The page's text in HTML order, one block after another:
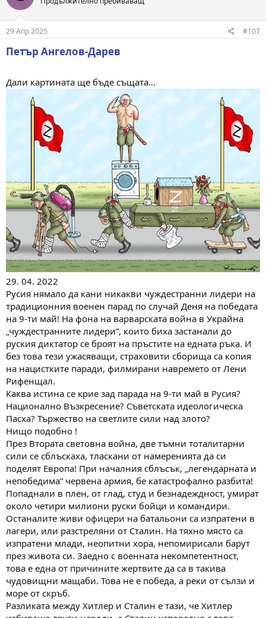
и
:
29 Апр 2025 #107
Петър Ангелов-Дарев
Дали картината ще бъде същата…
29. 04. 2022
Русия нямало да кани никакви чуждестранни лидери на
традиционния военен парад по случай Деня на победата
на 9-ти май! На фона на варварската война в Украйна
„чуждестранните лидери”, които биха застанали до
руския диктатор се броят на пръстите на едната ръка. И
без това тези ужасяващи, страховити сборища са копия
на нацистките паради, филмирани навремето от Лени
Рифенщал.
Каква истина се крие зад парада на 9-ти май в Русия?
Национално Възкресение? Съветската идеологическа
Пасха? Тържество на светлите сили над злото?
Нищо подобно !
През Втората световна война, две тъмни тоталитарни
сили се сблъскаха, тласкани от намеренията да си
поделят Европа! При началния сблъсък, „легендарната и
непобедима” червена армия, бе катастрофално разбита!
Попаднали в плен, от глад, студ и безнадеждност, умират
около четири милиони руски бойци и командири.
Останалите живи офицери на батальони са изпратени в
лагери, или разстреляни от Сталин. На тяхно място са
изпратени млади, неопитни хора, непомирисали барут
през живота си. Заедно с военната некомпетентност,
това е една от причините жертвите да са в такива
чудовищни мащаби. Това не е победа, а реки от сълзи и
море от скръб.
Разликата между Хитлер и Сталин е тази, че Хитлер